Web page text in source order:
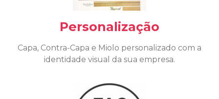
Personalização
Capa, Contra-Capa e Miolo personalizado com a
identidade visual da sua empresa.